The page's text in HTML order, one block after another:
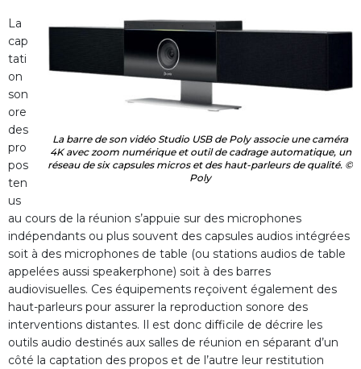
La barre de son vidéo Studio USB de Poly associe une caméra
4K avec zoom numérique et outil de cadrage automatique, un
réseau de six capsules micros et des haut-parleurs de qualité. ©
Poly
La
cap
tati
on
son
ore
des
pro
pos
ten
us
au cours de la réunion s’appuie sur des microphones
indépendants ou plus souvent des capsules audios intégrées
soit à des microphones de table (ou stations audios de table
appelées aussi speakerphone) soit à des barres
audiovisuelles. Ces équipements reçoivent également des
haut-parleurs pour assurer la reproduction sonore des
interventions distantes. Il est donc difficile de décrire les
outils audio destinés aux salles de réunion en séparant d’un
côté la captation des propos et de l’autre leur restitution